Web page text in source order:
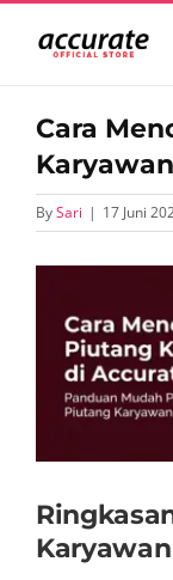
content
Cara
BySari | 17 Juni
Larger
Image
Karyawan